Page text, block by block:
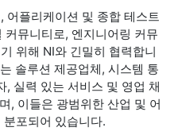
어플리케이션 및 종합 테스트
뮤니티로, 엔지니어링 커뮤
위해 NI와 긴밀히 협력합니
솔루션 제공업체, 시스템 통
, 실력 있는 서비스 및 영업 채
, 이들은 광범위한 산업 및 어
포되어 있습니다.